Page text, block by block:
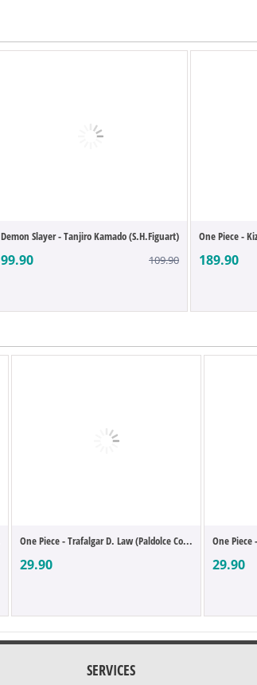
Demon Slayer - Tanjiro Kamado (S.H.Figuart)
99.90 109.90
One Piece -
189.90
One Piece - Trafalgar D. Law (Paldolce Co...
29.90
One Piece
29.90
SERVICES